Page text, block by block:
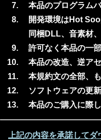
本品のプログラムバ
開発環境はHot
同梱DLL、音素材、
許可なく本品の一部
本品の改造、逆アセ
本規約文の全部、も
ソフトウェアの更新
本品のご購入に際し
上記の内容を承諾してダ